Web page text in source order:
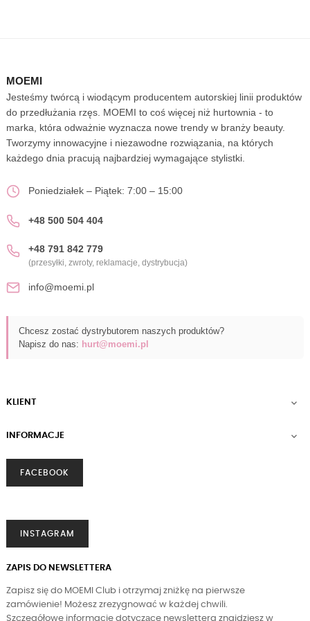
MOEMI
Jesteśmy twórcą i wiodącym producentem autorskiej linii produktów
do przedłużania rzęs. MOEMI to coś więcej niż hurtownia - to
marka, która odważnie wyznacza nowe trendy w branży beauty.
Tworzymy innowacyjne i niezawodne rozwiązania, na których
każdego dnia pracują najbardziej wymagające stylistki.
Poniedziałek – Piątek: 7:00 – 15:00
+48 500 504 404
+48 791 842 779
(przesyłki, zwroty, reklamacje, dystrybucja)
info@moemi.pl
Chcesz zostać dystrybutorem naszych produktów?
Napisz do nas: hurt@moemi.pl
KLIENT 
INFORMACJE 
FACEBOOK
INSTAGRAM
ZAPIS DO NEWSLETTERA
Zapisz się do MOEMI Club i otrzymaj zniżkę na pierwsze
zamówienie! Możesz zrezygnować w każdej chwili.
Szczegółowe informacje dotyczące newslettera znajdziesz w